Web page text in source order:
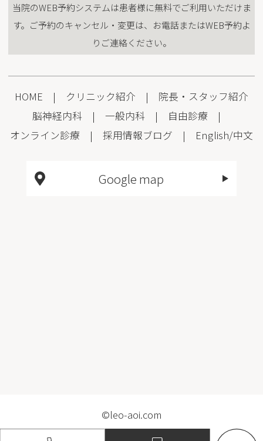
当院のWEB予約システムは患者様に無料でご利用いただけま
す。ご予約のキャンセル・変更は、お電話またはWEB予約よ
りご連絡ください。
HOME | クリニック紹介 | 院長・スタッフ紹介
脳神経内科 | 一般内科 | 自由診療 |
オンライン診療 | 採用情報ブログ | English/中文
Google map
©leo-aoi.com